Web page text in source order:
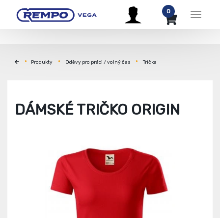
Menu
0
Produkty Oděvy pro práci / volný čas Trička
DÁMSKÉ TRIČKO ORIGIN